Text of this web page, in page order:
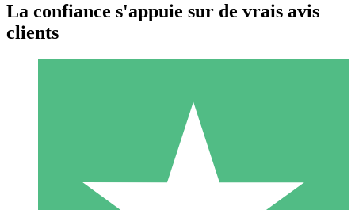
Packs de Crédits Individuels
Payez à l'utilisation avec des crédits de téléchargement. Sans
La confiance s'appuie sur de vrais avis
clients